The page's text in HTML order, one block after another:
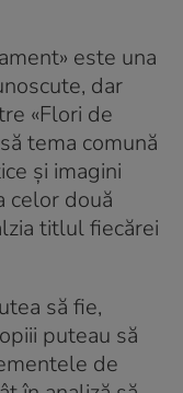
este una
dar
«Flori de
tema comună
și imagini
celor două
titlul fiecărei
să fie,
puteau să
de